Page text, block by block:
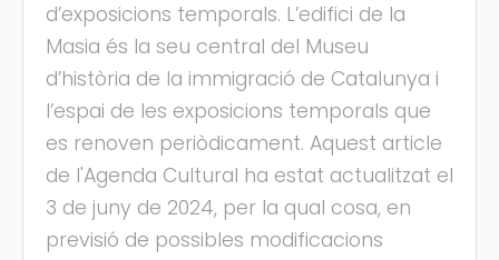
d’exposicions temporals. L’edifici de la
Masia és la seu central del Museu
d’història de la immigració de Catalunya i
l’espai de les exposicions temporals que
es renoven periòdicament. Aquest article
de l'Agenda Cultural ha estat actualitzat el
3 de juny de 2024, per la qual cosa, en
previsió de possibles modificacions